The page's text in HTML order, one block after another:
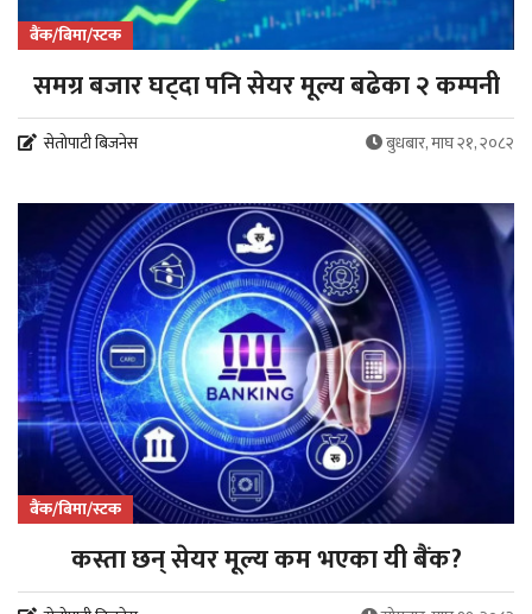
बैंक/बिमा/स्टक
समग्र बजार घट्दा पनि सेयर मूल्य बढेका २ कम्पनी
सेतोपाटी बिजनेस बुधबार, माघ २१, २०८२
बैंक/बिमा/स्टक
कस्ता छन् सेयर मूल्य कम भएका यी बैंक?